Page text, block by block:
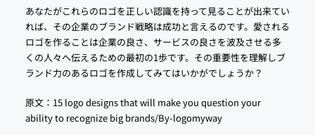
あなたがこれらのロゴを正しい認識を持って見ることが出来てい
れば、その企業のブランド戦略は成功と言えるのです。愛される
ロゴを作ることは企業の良さ、サービスの良さを波及させる多
くの人々へ伝えるための最初の1歩です。その重要性を理解しブ
ランド力のあるロゴを作成してみてはいかがでしょうか？
原文： 15 logo designs that will make you question your
ability to recognize big brands/By-logomyway